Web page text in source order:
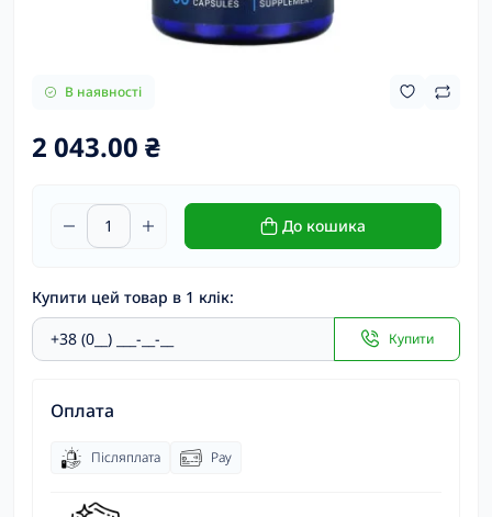
В наявності
2 043.00 ₴
До кошика
Купити цей товар в 1 клік:
Купити
Оплата
Післяплата Pay